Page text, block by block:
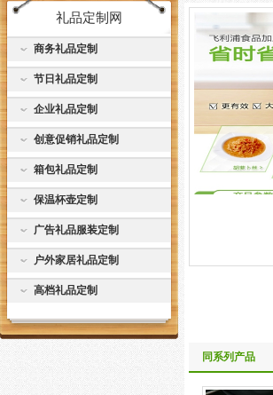
礼品定制网
商务礼品定制
节日礼品定制
企业礼品定制
创意促销礼品定制
箱包礼品定制
保温杯壶定制
广告礼品服装定制
户外家居礼品定制
高档礼品定制
同系列产品